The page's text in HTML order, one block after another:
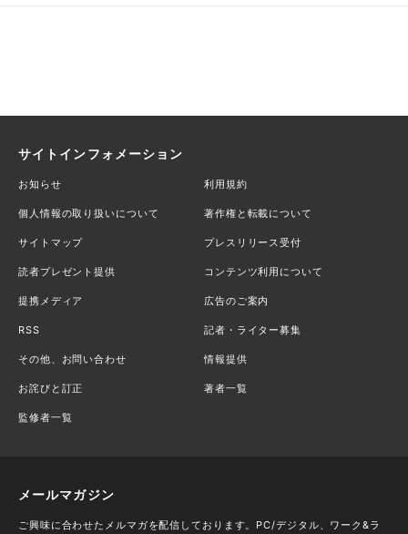
サイトインフォメーション
お知らせ 利用規約
個人情報の取り扱いについて 著作権と転載について
サイトマップ プレスリリース受付
読者プレゼント提供 コンテンツ利用について
提携メディア 広告のご案内
RSS 記者・ライター募集
その他、お問い合わせ 情報提供
お詫びと訂正 著者一覧
監修者一覧
メールマガジン
ご興味に合わせたメルマガを配信しております。PC/デジタル、ワーク&ラ